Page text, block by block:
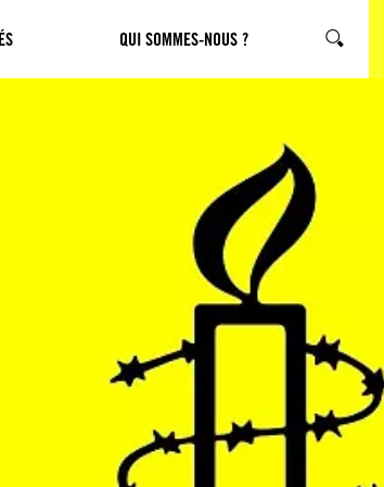
QUI SOMMES-NOUS ? CHERCHER